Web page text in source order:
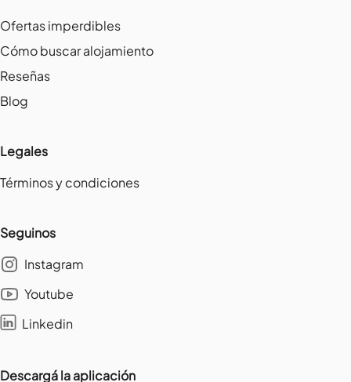
Ofertas imperdibles
Cómo buscar alojamiento
Reseñas
Blog
Legales
Términos y condiciones
Seguinos
Instagram
Youtube
Linkedin
Descargá la aplicación